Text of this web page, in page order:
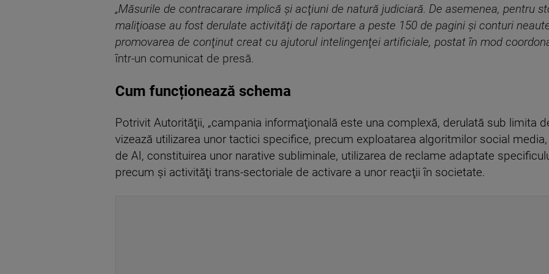
„Măsurile de contracarare implică şi acţiuni de natură judiciară. De asemenea, pentru
maliţioase au fost derulate activităţi de raportare a peste 150 de pagini şi conturi
promovarea de conţinut creat cu ajutorul intelingenţei artificiale, postat în mod
într-un comunicat de presă.
Cum funcționează schema
Potrivit Autorităţii, „campania informaţională este una complexă, derulată sub limita
vizează utilizarea unor tactici specifice, precum exploatarea algoritmilor social
de AI, constituirea unor narative subliminale, utilizarea de reclame adaptate
precum şi activităţi trans-sectoriale de activare a unor reacţii în societate.